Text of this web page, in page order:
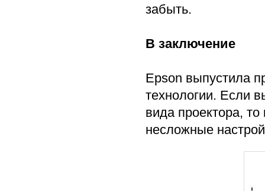
забыть.
В заключение
Epson выпустила
технологии. Если
вида проектора,
несложные